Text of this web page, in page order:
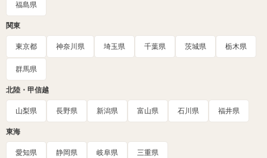
福島県
関東
東京都 神奈川県 埼玉県 千葉県 茨城県 栃木県
群馬県
北陸・甲信越
山梨県 長野県 新潟県 富山県 石川県 福井県
東海
愛知県 静岡県 岐阜県 三重県